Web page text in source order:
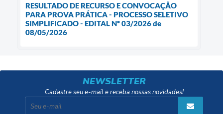
RESULTADO DE RECURSO E CONVOCAÇÃO
PARA PROVA PRÁTICA - PROCESSO SELETIVO
SIMPLIFICADO - EDITAL Nº 03/2026 de
08/05/2026
NEWSLETTER
Cadastre seu e-mail e receba nossas novidades!